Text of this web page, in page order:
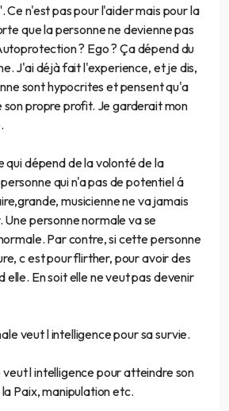
n'est pas pour l'aider mais pour la
que la personne ne devienne pas
? Ego ? Ça dépend du
J'ai déjà fait l'experience, et je dis,
sont hypocrites et pensent qu'a
son propre profit. Je garderait mon
qui dépend de la volonté de la
qui n'a pas de potentiel á
musicienne ne va jamais
Une personne normale va se
Par contre, si cette personne
c est pour flirther, pour avoir des
elle. En soit elle ne veut pas devenir
veut l intelligence pour sa survie.
l intelligence pour atteindre son
Paix, manipulation etc.